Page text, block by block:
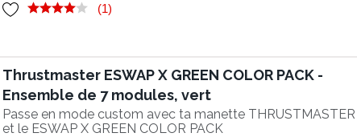
(1)
Thrustmaster ESWAP X GREEN COLOR PACK -
Ensemble de 7 modules, vert
Passe en mode custom avec ta manette THRUSTMASTER
et le ESWAP X GREEN COLOR PACK